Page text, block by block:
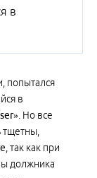
в
попытался
в
. Но все
тщетны,
, так как при
должника